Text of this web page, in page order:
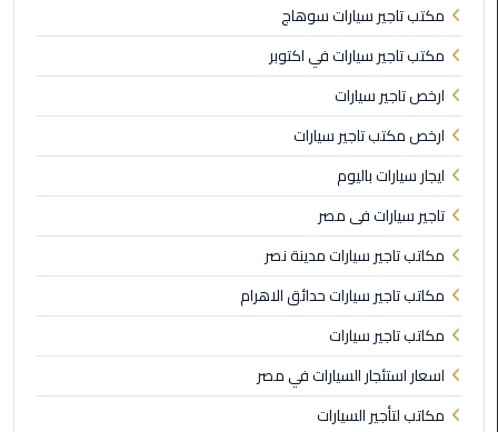
ليموزين
الخط
الساخن
تاكسى
ليموزين
مصر
خدمة
VIP
ايجار
سيارات
في
مصر
مكتب تاجير سيارات سوهاج
مكتب تاجير سيارات في اكتوبر
ارخص تاجير سيارات
ارخص مكتب تاجير سيارات
ايجار سيارات باليوم
تاجير سيارات فى مصر
مكاتب تاجير سيارات مدينة نصر
مكاتب تاجير سيارات حدائق الاهرام
مكاتب تاجير سيارات
اسعار استئجار السيارات في مصر
مكاتب لتأجير السيارات